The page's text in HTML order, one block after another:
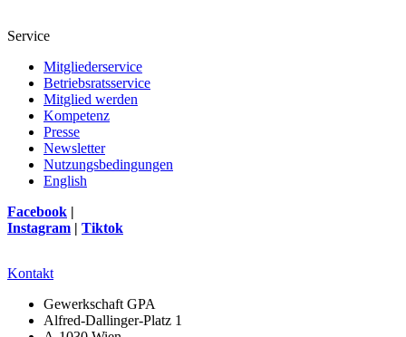
Service
Mitgliederservice
Betriebsratsservice
Mitglied werden
Kompetenz
Presse
Newsletter
Nutzungsbedingungen
English
Facebook |
Instagram | Tiktok
Kontakt
Gewerkschaft GPA
Alfred-Dallinger-Platz 1